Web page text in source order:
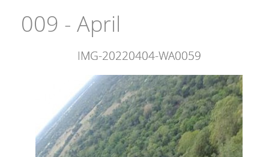
009 - April
IMG-20220404-WA0059